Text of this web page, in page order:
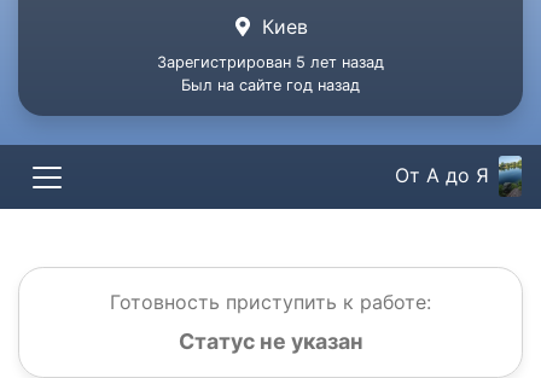
Киев
Зарегистрирован 5 лет назад
Был на сайте год назад
От А до Я
Готовность приступить к работе:
Статус не указан